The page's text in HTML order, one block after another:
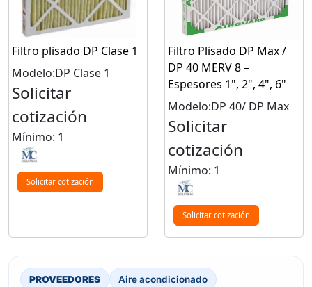
Filtro plisado DP Clase 1
Modelo:DP Clase 1
Solicitar
cotización
Mínimo: 1
Solicitar cotización
Filtro Plisado DP Max /
DP 40 MERV 8 –
Espesores 1", 2", 4", 6"
Modelo:DP 40/ DP Max
Solicitar
cotización
Mínimo: 1
Solicitar cotización
PROVEEDORES Aire acondicionado